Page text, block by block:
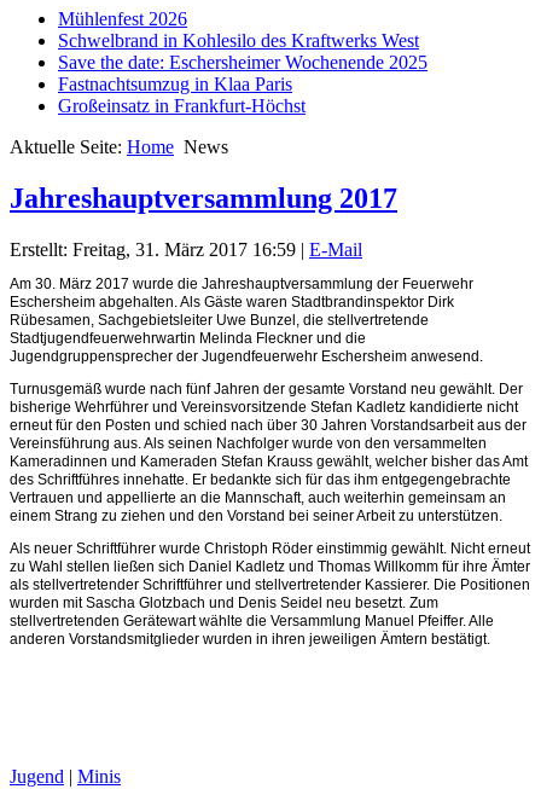
Mühlenfest 2026
Schwelbrand in Kohlesilo des Kraftwerks West
Save the date: Eschersheimer Wochenende 2025
Fastnachtsumzug in Klaa Paris
Großeinsatz in Frankfurt-Höchst
Aktuelle Seite: Home News
Jahreshauptversammlung 2017
Erstellt: Freitag, 31. März 2017 16:59 | E-Mail
Am 30. März 2017 wurde die Jahreshauptversammlung der Feuerwehr
Eschersheim abgehalten. Als Gäste waren Stadtbrandinspektor Dirk
Rübesamen, Sachgebietsleiter Uwe Bunzel, die stellvertretende
Stadtjugendfeuerwehrwartin Melinda Fleckner und die
Jugendgruppensprecher der Jugendfeuerwehr Eschersheim anwesend.
Turnusgemäß wurde nach fünf Jahren der gesamte Vorstand neu gewählt. Der
bisherige Wehrführer und Vereinsvorsitzende Stefan Kadletz kandidierte nicht
erneut für den Posten und schied nach über 30 Jahren Vorstandsarbeit aus der
Vereinsführung aus. Als seinen Nachfolger wurde von den versammelten
Kameradinnen und Kameraden Stefan Krauss gewählt, welcher bisher das Amt
des Schriftführes innehatte. Er bedankte sich für das ihm entgegengebrachte
Vertrauen und appellierte an die Mannschaft, auch weiterhin gemeinsam an
einem Strang zu ziehen und den Vorstand bei seiner Arbeit zu unterstützen.
Als neuer Schriftführer wurde Christoph Röder einstimmig gewählt. Nicht erneut
zu Wahl stellen ließen sich Daniel Kadletz und Thomas Willkomm für ihre Ämter
als stellvertretender Schriftführer und stellvertretender Kassierer. Die Positionen
wurden mit Sascha Glotzbach und Denis Seidel neu besetzt. Zum
stellvertretenden Gerätewart wählte die Versammlung Manuel Pfeiffer. Alle
anderen Vorstandsmitglieder wurden in ihren jeweiligen Ämtern bestätigt.
Jugend | Minis